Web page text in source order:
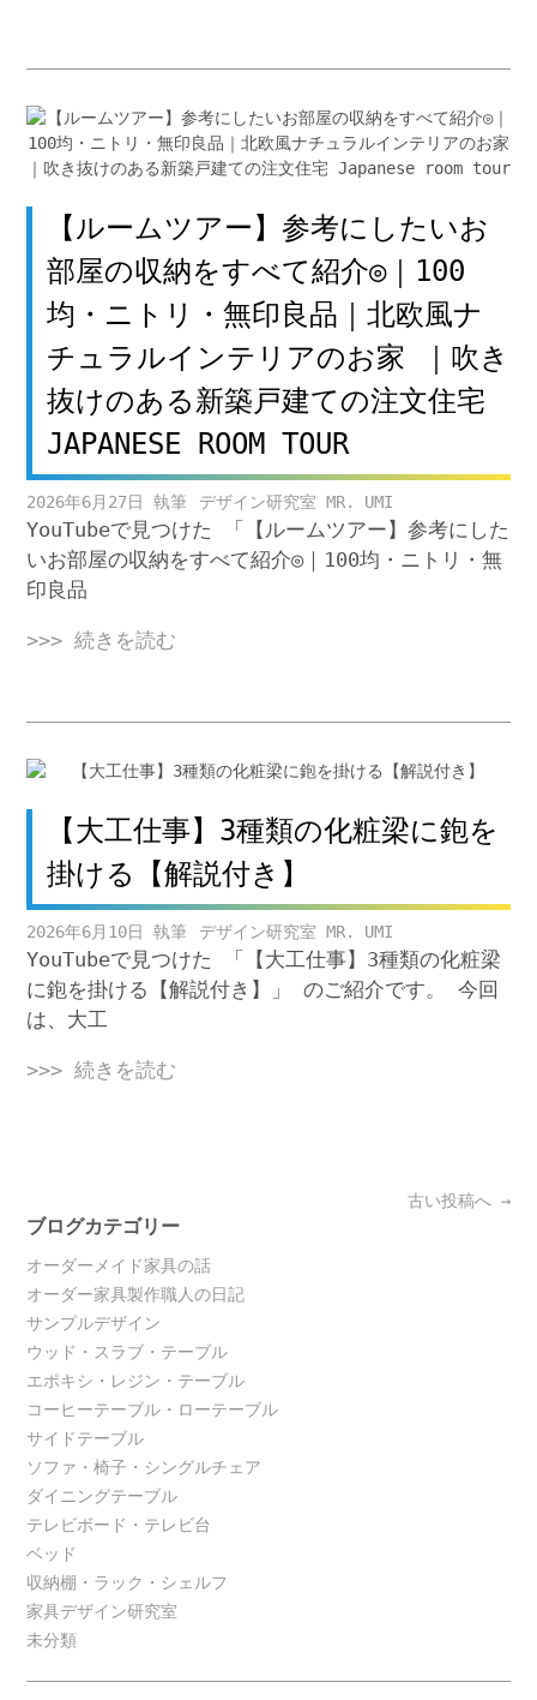
【ルームツアー】参考にしたいお
部屋の収納をすべて紹介◎｜100
均・ニトリ・無印良品｜北欧風ナ
チュラルインテリアのお家 ｜吹き
抜けのある新築戸建ての注文住宅
JAPANESE ROOM TOUR
2026年6月27日 デザイン研究室 MR. UMI
YouTubeで見つけた 「【ルームツアー】参考にした
いお部屋の収納をすべて紹介◎｜100均・ニトリ・無
印良品
>>> 続きを読む
【大工仕事】3種類の化粧梁に鉋を
掛ける【解説付き】
2026年6月10日 デザイン研究室 MR. UMI
YouTubeで見つけた 「【大工仕事】3種類の化粧梁
に鉋を掛ける【解説付き】」 のご紹介です。 今回
は、大工
>>> 続きを読む
navigation
古い投稿へ →
ブログカテゴリー
オーダーメイド家具の話
オーダー家具製作職人の日記
サンプルデザイン
ウッド・スラブ・テーブル
エポキシ・レジン・テーブル
コーヒーテーブル・ローテーブル
サイドテーブル
ソファ・椅子・シングルチェア
ダイニングテーブル
テレビボード・テレビ台
ベッド
収納棚・ラック・シェルフ
家具デザイン研究室
未分類